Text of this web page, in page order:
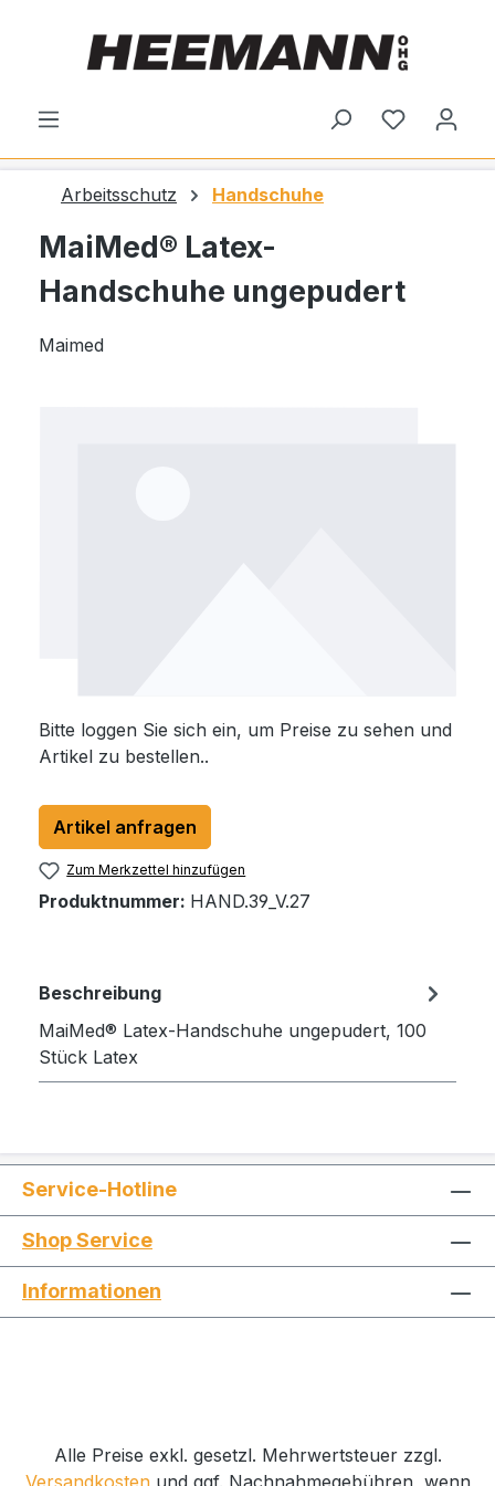
Du hast 0
Arbeitsschutz Handschuhe
MaiMed® Latex-
Handschuhe ungepudert
Maimed
Bitte loggen Sie sich ein, um Preise zu sehen und
Artikel zu bestellen..
Artikel anfragen
Zum Merkzettel hinzufügen
Produktnummer: HAND.39_V.27
Beschreibung
MaiMed® Latex-Handschuhe ungepudert, 100
Stück Latex
Service-Hotline
Shop Service
Informationen
Alle Preise exkl. gesetzl. Mehrwertsteuer zzgl.